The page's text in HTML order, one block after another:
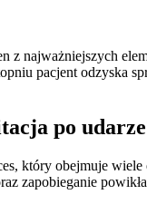
z najważniejszych
pacjent odzyska
po
który obejmuje
zapobieganie